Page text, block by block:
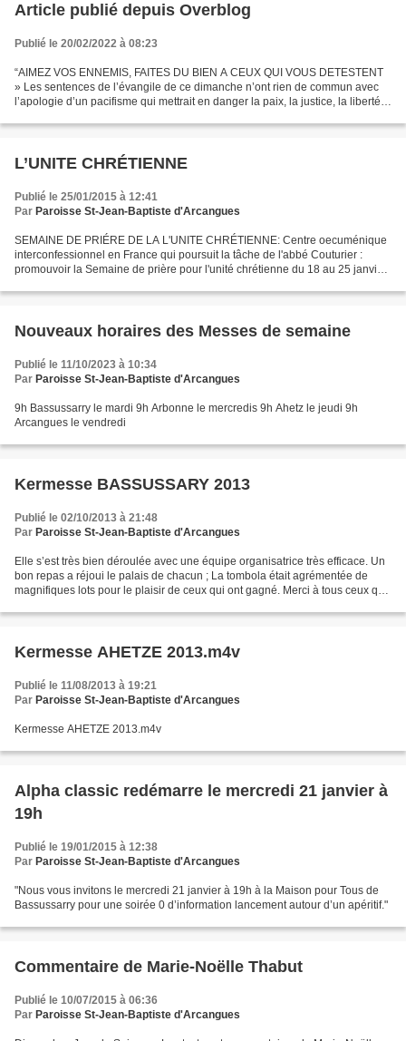
Article publié depuis Overblog
Publié le 20/02/2022 à 08:23
“AIMEZ VOS ENNEMIS, FAITES DU BIEN A CEUX QUI VOUS DETESTENT
» Les sentences de l’évangile de ce dimanche n’ont rien de commun avec
l’apologie d’un pacifisme qui mettrait en danger la paix, la justice, la liberté
L’UNITE CHRÉTIENNE
Publié le 25/01/2015 à 12:41
Par Paroisse St-Jean-Baptiste d'Arcangues
SEMAINE DE PRIÉRE DE LA L'UNITE CHRÉTIENNE: Centre oecuménique
interconfessionnel en France qui poursuit la tâche de l'abbé Couturier :
promouvoir la Semaine de prière pour l'unité chrétienne du 18 au 25 janvier,
Nouveaux horaires des Messes de semaine
Publié le 11/10/2023 à 10:34
Par Paroisse St-Jean-Baptiste d'Arcangues
9h Bassussarry le mardi 9h Arbonne le mercredis 9h Ahetz le jeudi 9h
Arcangues le vendredi
Kermesse BASSUSSARY 2013
Publié le 02/10/2013 à 21:48
Par Paroisse St-Jean-Baptiste d'Arcangues
Elle s’est très bien déroulée avec une équipe organisatrice très efficace. Un
bon repas a réjoui le palais de chacun ; La tombola était agrémentée de
magnifiques lots pour le plaisir de ceux qui ont gagné. Merci à tous ceux qui
Kermesse AHETZE 2013.m4v
Publié le 11/08/2013 à 19:21
Par Paroisse St-Jean-Baptiste d'Arcangues
Kermesse AHETZE 2013.m4v
Alpha classic redémarre le mercredi 21 janvier à
19h
Publié le 19/01/2015 à 12:38
Par Paroisse St-Jean-Baptiste d'Arcangues
"Nous vous invitons le mercredi 21 janvier à 19h à la Maison pour Tous de
Bassussarry pour une soirée 0 d’information lancement autour d’un apéritif."
Commentaire de Marie-Noëlle Thabut
Publié le 10/07/2015 à 06:36
Par Paroisse St-Jean-Baptiste d'Arcangues